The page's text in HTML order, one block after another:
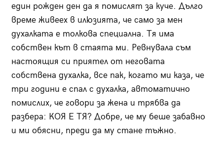
един рожден ден да я помислят за куче. Дълго
време живеех в илюзията, че само за мен
духалката е толкова специална. Тя има
собствен кът в стаята ми. Ревнувала съм
настоящия си приятел от неговата
собствена духалка, все пак, когато ми каза, че
три години е спал с духалка, автоматично
помислих, че говори за жена и трябва да
разбера: КОЯ Е ТЯ? Добре, че му беше забавно
и ми обясни, преди да му стане тъжно.